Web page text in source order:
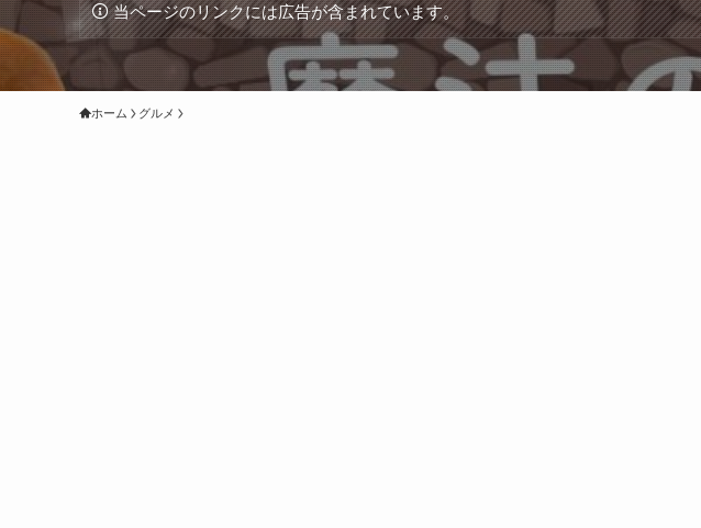
当ページのリンクには広告が含まれています。
ホーム グルメ